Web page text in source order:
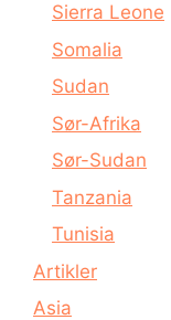
Sierra Leone
Somalia
Sudan
Sør-Afrika
Sør-Sudan
Tanzania
Tunisia
Artikler
Asia